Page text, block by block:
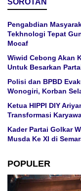
SOROTAN
Pengabdian
Tekhnologi Tepat
Mocaf
Wiwid Cebong Akan
Untuk Besarkan
Polisi dan BPBD
Wonogiri, Korban
Ketua HIPPI DIY
Transformasi
Kader Partai Golkar
Musda Ke XI di
POPULER